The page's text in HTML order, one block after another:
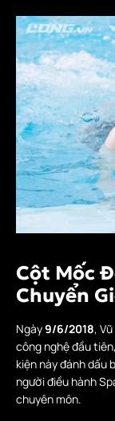
Cột Mốc
Chuyển
Ngày9/6/2018,
công nghệ đầu
kiện này đánh dấu
người điều hành
chuyên môn.